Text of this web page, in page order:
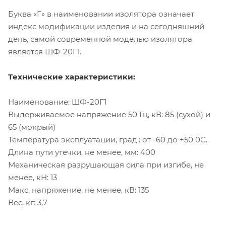
Буква «Г» в наименовании изолятора означает
индекс модификации изделия и на сегодняшний
день, самой современной моделью изолятора
является ШФ-20Г1.
Технические характеристики:
Наименование: ШФ-20Г1
Выдерживаемое напряжение 50 Гц, кВ: 85 (сухой) и
65 (мокрый)
Температура эксплуатации, град.: от -60 до +50 0С.
Длина пути утечки, не менее, мм: 400
Механическая разрушающая сила при изгибе, не
менее, кН: 13
Макс. напряжение, не менее, кВ: 135
Вес, кг: 3,7